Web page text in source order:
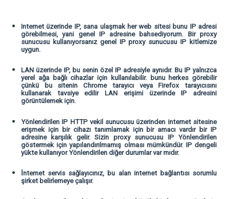
Internet üzerinde IP, sana ulaşmak her web sitesi bunu IP adresi
görebilmesi, yani genel IP adresine bahsediyorum. Bir proxy
sunucusu kullanıyorsanız genel IP proxy sunucusu IP kitlemize
uygun.
LAN üzerinde IP, bu senin özel IP adresiyle aynıdır. Bu IP yalnızca
yerel ağa bağlı cihazlar için kullanılabilir. bunu herkes görebilir
çünkü bu sitenin Chrome tarayıcı veya Firefox tarayıcısını
kullanarak tavsiye edilir LAN erişimi üzerinde IP adresini
görüntülemek için.
Yönlendirilen IP HTTP vekil sunucusu üzerinden internet sitesine
erişmek için bir cihazı tanımlamak için bir amacı vardır bir IP
adresine karşılık gelir. Sizin proxy sunucusu IP Yönlendirilen
göstermek için yapılandırılmamış olması mümkündür. IP dengeli
yükte kullanıyor Yönlendirilen diğer durumlar var mıdır.
İnternet servis sağlayıcınız, bu alan internet bağlantısı sorumlu
şirket belirlemeye çalışır.